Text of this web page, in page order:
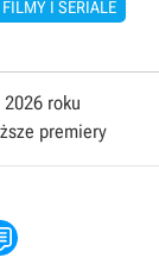
FILMY I SERIALE
roku
premiery